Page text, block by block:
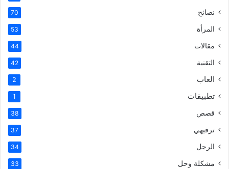
نصائح 70
المرأة 53
مقالات 44
التقنية 42
العاب 2
تطبيقات 1
قصص 38
ترفيهي 37
الرجل 34
مشكلة وحل 33